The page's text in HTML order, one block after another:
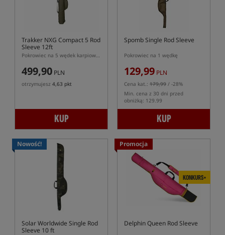
Trakker NXG Compact 5 Rod
Sleeve 12ft
Pokrowiec na 5 wędek karpiowych 12ft
499,90 PLN
otrzymujesz 4,63 pkt
KUP
Spomb Single Rod Sleeve
Pokrowiec na 1 wędkę
129,99 PLN
Cena kat.: 179,99 / -28%
Min. cena z 30 dni przed
obniżką: 129.99
KUP
Nowość!
Solar Worldwide Single Rod
Sleeve 10 ft
Promocja
KONKURS+
Delphin Queen Rod Sleeve